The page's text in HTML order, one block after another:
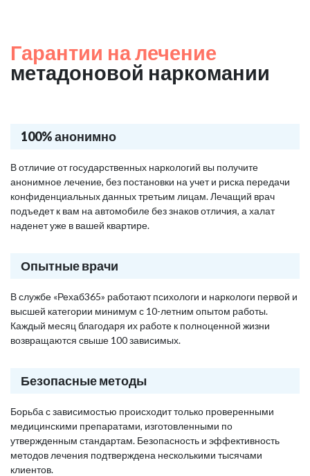
Гарантии на лечение
метадоновой наркомании
100% анонимно
В отличие от государственных наркологий вы получите
анонимное лечение, без постановки на учет и риска передачи
конфиденциальных данных третьим лицам. Лечащий врач
подъедет к вам на автомобиле без знаков отличия, а халат
наденет уже в вашей квартире.
Опытные врачи
В службе «Рехаб365» работают психологи и наркологи первой и
высшей категории минимум с 10-летним опытом работы.
Каждый месяц благодаря их работе к полноценной жизни
возвращаются свыше 100 зависимых.
Безопасные методы
Борьба с зависимостью происходит только проверенными
медицинскими препаратами, изготовленными по
утвержденным стандартам. Безопасность и эффективность
методов лечения подтверждена несколькими тысячами
клиентов.